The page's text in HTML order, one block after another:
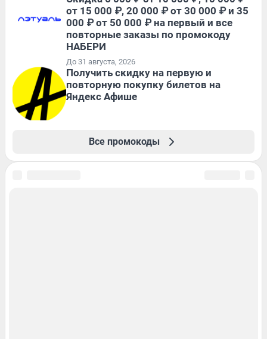
от 15 000 ₽, 20 000 ₽ от 30 000 ₽ и 35
000 ₽ от 50 000 ₽ на первый и все
повторные заказы по промокоду
НАБЕРИ
До 31 августа, 2026
Получить скидку на первую и
повторную покупку билетов на
Яндекс Афише
Все промокоды